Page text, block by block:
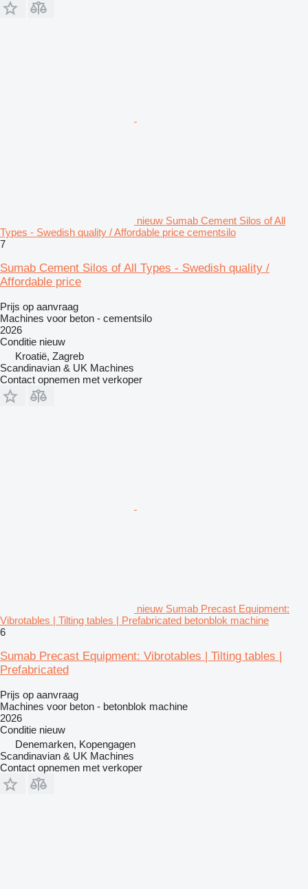
nieuw Sumab Cement Silos of All
Types - Swedish quality / Affordable price cementsilo
7
Sumab Cement Silos of All Types - Swedish quality /
Affordable price
Prijs op aanvraag
Machines voor beton - cementsilo
2026
Conditie nieuw
Kroatië, Zagreb
Scandinavian & UK Machines
Contact opnemen met verkoper
nieuw Sumab Precast Equipment:
Vibrotables | Tilting tables | Prefabricated betonblok machine
6
Sumab Precast Equipment: Vibrotables | Tilting tables |
Prefabricated
Prijs op aanvraag
Machines voor beton - betonblok machine
2026
Conditie nieuw
Denemarken, Kopengagen
Scandinavian & UK Machines
Contact opnemen met verkoper